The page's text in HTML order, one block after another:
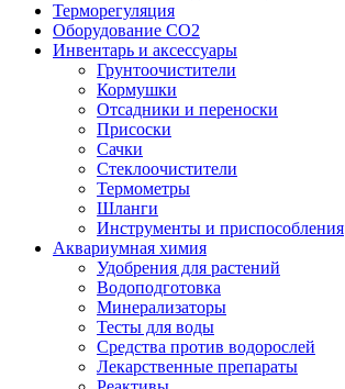
Терморегуляция
Оборудование CO2
Инвентарь и аксессуары
Грунтоочистители
Кормушки
Отсадники и переноски
Присоски
Сачки
Стеклоочистители
Термометры
Шланги
Инструменты и приспособления
Аквариумная химия
Удобрения для растений
Водоподготовка
Минерализаторы
Тесты для воды
Средства против водорослей
Лекарственные препараты